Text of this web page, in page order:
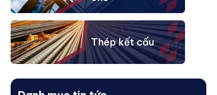
Thép kết cấu